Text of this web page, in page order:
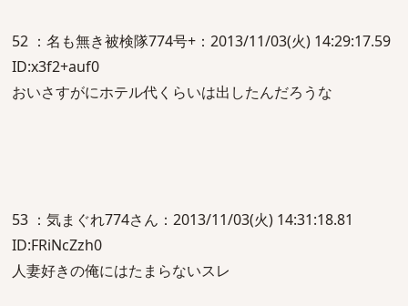
52 ：名も無き被検隊774号+：2013/11/03(火) 14:29:17.59
ID:x3f2+auf0
おいさすがにホテル代くらいは出したんだろうな
53 ：気まぐれ774さん：2013/11/03(火) 14:31:18.81
ID:FRiNcZzh0
人妻好きの俺にはたまらないスレ